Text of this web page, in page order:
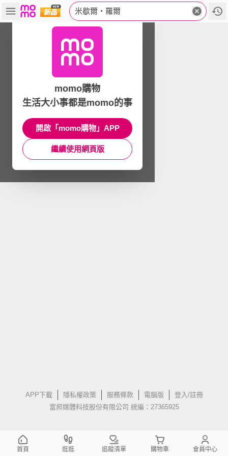
米歇爾‧羅爾
APP下載 隱私權政策 服務條款 電腦版
登入/註冊
富邦媒體科技股份有限公司 統編：27365925
momo購物
生活大小事都是momo的事
開啟「momo購物」APP
繼續使用網頁版
首頁 逛逛 追蹤清單 購物車 會員中心